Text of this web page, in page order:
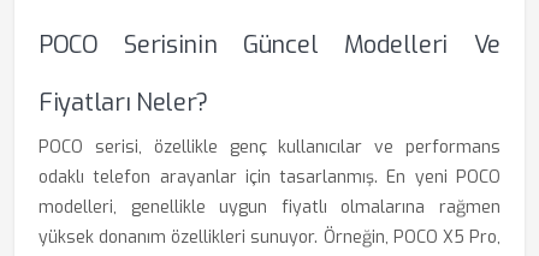
POCO Serisinin Güncel Modelleri Ve
Fiyatları Neler?
POCO serisi, özellikle genç kullanıcılar ve performans
odaklı telefon arayanlar için tasarlanmış. En yeni POCO
modelleri, genellikle uygun fiyatlı olmalarına rağmen
yüksek donanım özellikleri sunuyor. Örneğin, POCO X5 Pro,